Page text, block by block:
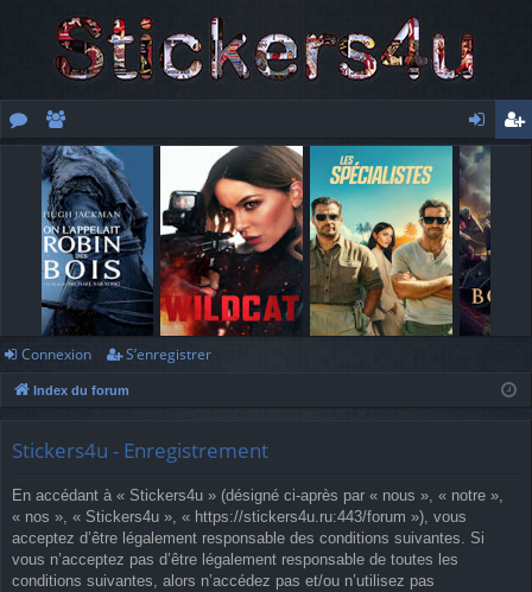
e
m
br
es
o
n
ne
xi
o
Connexion S’enregistrer
Index du forum
Stickers4u - Enregistrement
En accédant à « Stickers4u » (désigné ci-après par « nous », « notre »,
« nos », « Stickers4u », « https://stickers4u.ru:443/forum »), vous
acceptez d’être légalement responsable des conditions suivantes. Si
vous n’acceptez pas d’être légalement responsable de toutes les
conditions suivantes, alors n’accédez pas et/ou n’utilisez pas